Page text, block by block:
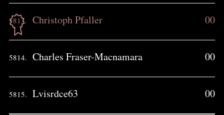
5813. Christoph Pfaller 00
5814. Charles Fraser-Macnamara 00
5815. Lvisrdce63 00